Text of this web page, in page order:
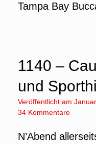
Tampa Bay
1140 –
und
Veröffentlicht am
34 Kommentare
N’Abend